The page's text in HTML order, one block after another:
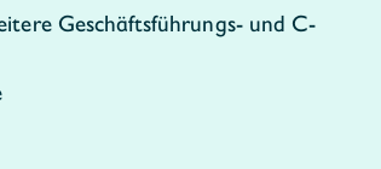
Geschäftsführungs- und C-